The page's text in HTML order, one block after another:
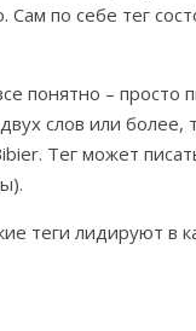
по себе тег
понятно –
слов или
Тег может
теги лидируют